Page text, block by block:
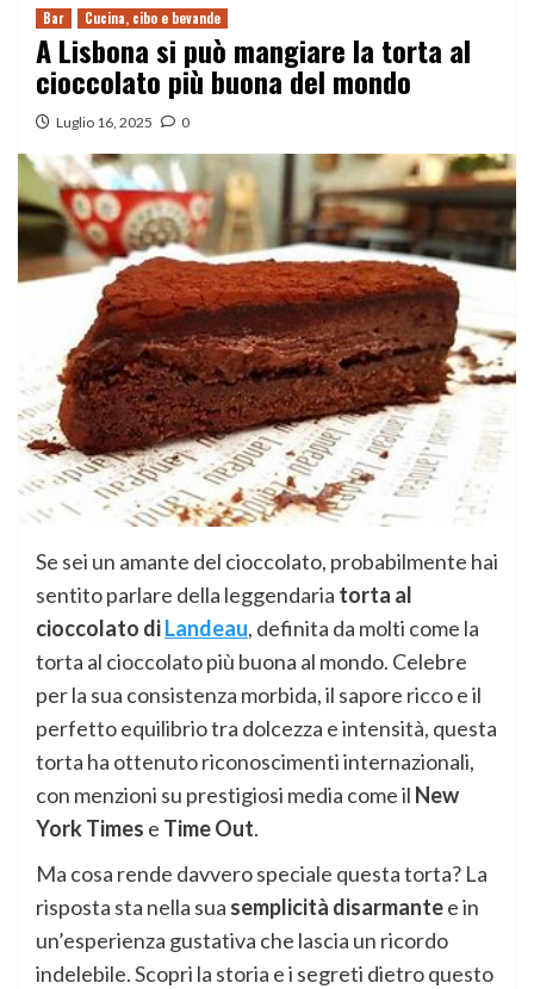
Bar Cucina, cibo e bevande
A Lisbona si può mangiare la torta al
cioccolato più buona del mondo
Luglio 16, 2025 0
Se sei un amante del cioccolato, probabilmente hai
sentito parlare della leggendaria torta al
cioccolato diLandeau, definita da molti come la
torta al cioccolato più buona al mondo. Celebre
per la sua consistenza morbida, il sapore ricco e il
perfetto equilibrio tra dolcezza e intensità, questa
torta ha ottenuto riconoscimenti internazionali,
con menzioni su prestigiosi media come il New
York Times e Time Out.
Ma cosa rende davvero speciale questa torta? La
risposta sta nella sua semplicità disarmantee in
un’esperienza gustativa che lascia un ricordo
indelebile. Scopri la storia e i segreti dietro questo